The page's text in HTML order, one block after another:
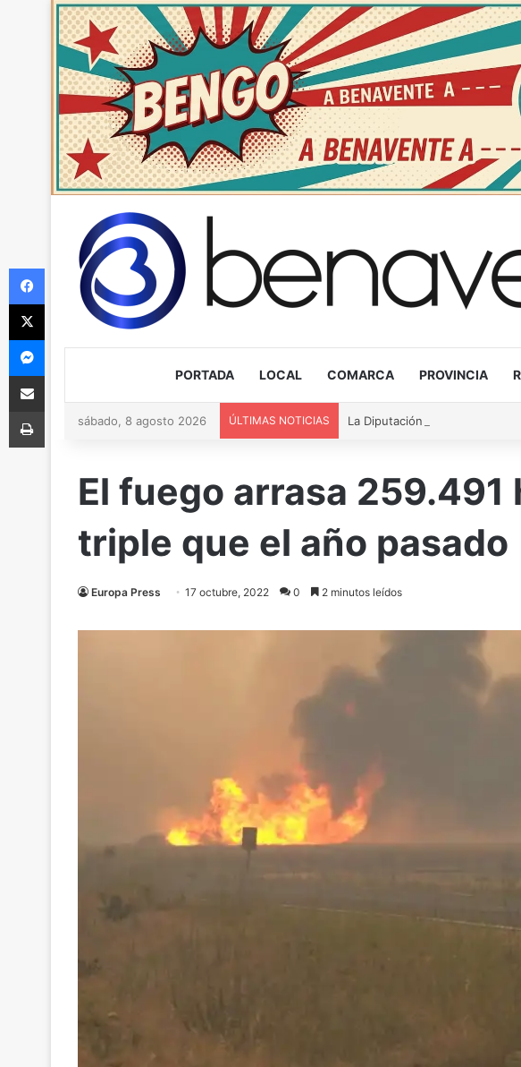
PORTADA LOCAL COMARCA PROVINCIA
sábado, 8 agosto 2026 ÚLTIMAS NOTICIAS
El fuego arrasa
triple que el año pasado
Europa Press 17 octubre, 2022 0 2 minutos leídos
Facebook
X
Messenger
Compartir via Email